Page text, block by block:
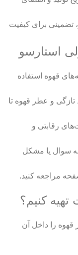
تضمینی برای کیفیت
استارسو
قهوه استفاده
و عطر قهوه تا
رقابتی و
سوال یا مشکل
مراجعه کنید.
کنیم؟
قهوه را داخل آن